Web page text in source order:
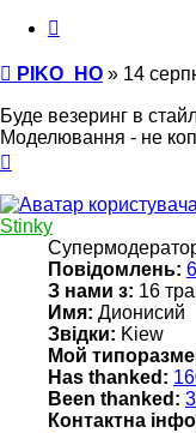
Повідомлення
PIKO_HO » 14
Буде везеринг в
Моделювання - не
Stinky
Повідомлень:
З нами з: 16
Имя: Дионисий
Звідки: Kiew
Мой
Has thanked:
Been thanked:
Контактна